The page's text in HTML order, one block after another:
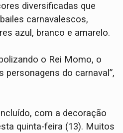
diversificadas que
carnavalescos,
azul, branco e amarelo.
o Rei Momo, o
personagens do carnaval”,
com a decoração
quinta-feira (13). Muitos